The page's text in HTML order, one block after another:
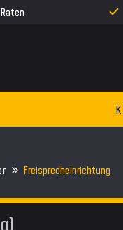
Freisprecheinrichtung